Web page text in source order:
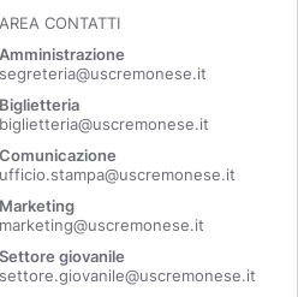
AREA CONTATTI
Amministrazione
segreteria@uscremonese.it
Biglietteria
biglietteria@uscremonese.it
Comunicazione
ufficio.stampa@uscremonese.it
Marketing
marketing@uscremonese.it
Settore giovanile
settore.giovanile@uscremonese.it